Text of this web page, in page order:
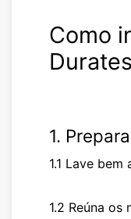
Como
1.
1.1 Lave
1.2 Reúna